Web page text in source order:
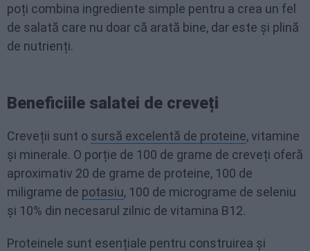
poți combina ingrediente simple pentru a crea un fel
de salată care nu doar că arată bine, dar este și plină
de nutrienți.
Beneficiile salatei de creveți
Creveții sunt o sursă excelentă de proteine, vitamine
și minerale. O porție de 100 de grame de creveți oferă
aproximativ 20 de grame de proteine, 100 de
miligrame de potasiu, 100 de micrograme de seleniu
și 10% din necesarul zilnic de vitamina B12.
Proteinele sunt esențiale pentru construirea și